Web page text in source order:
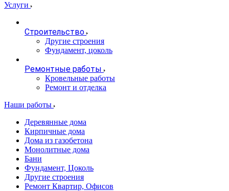
Услуги
Строительство
Другие строения
Фундамент, цоколь
Ремонтные работы
Кровельные работы
Ремонт и отделка
Наши работы
Деревянные дома
Кирпичные дома
Дома из газобетона
Монолитные дома
Бани
Фундамент, Цоколь
Другие строения
Ремонт Квартир, Офисов